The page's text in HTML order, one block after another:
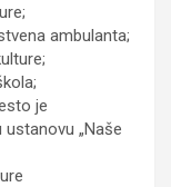
ambulanta;
je
„Naše